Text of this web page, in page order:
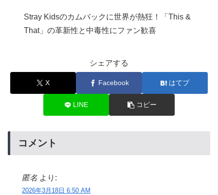
Stray Kidsのカムバックに世界が熱狂！「This &
That」の革新性と中毒性にファン歓喜
シェアする
X Facebook はてブ
LINE コピー
コメント
匿名 より:
2026年3月18日 6:50 AM